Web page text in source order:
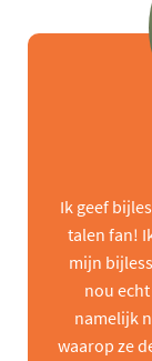
Ik geef
talen fan!
mijn
nou
namelijk
waarop ze